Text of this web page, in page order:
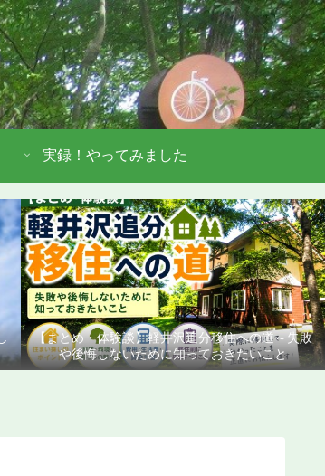
実録！やってみました
【まとめ・体験談】軽井沢追分移住への道～失敗
や後悔しないために知っておきたいこと